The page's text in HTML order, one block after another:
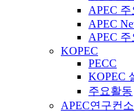
APEC 주
APEC
APEC
KOPEC
PECC
KOPEC
주요활동
APEC연구컨